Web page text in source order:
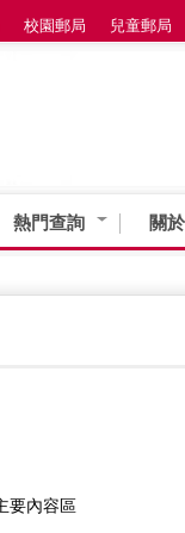
校園郵局 兒童郵局
熱門查詢 關
要內容區